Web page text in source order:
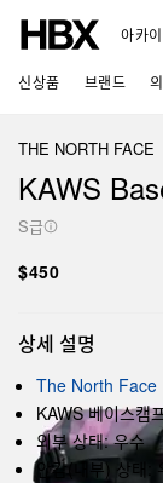
아카
신상품 브랜드
THE NORTH FACE
KAWS
S급
$450
상세 설명
The North Face
KAWS 베이스캠
외부 상태: 우수
안감(내부) 상태: